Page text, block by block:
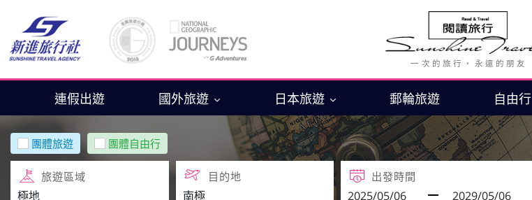
連假出遊 國外旅遊 日本旅遊 郵輪旅遊 自由行
團體旅遊 團體自由行
旅遊區域 目的地 出發時間